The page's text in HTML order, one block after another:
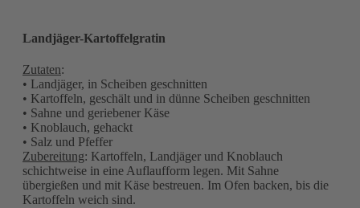
Landjäger-Kartoffelgratin
Zutaten:
• Landjäger, in Scheiben geschnitten
• Kartoffeln, geschält und in dünne Scheiben geschnitten
• Sahne und geriebener Käse
• Knoblauch, gehackt
• Salz und Pfeffer
Zubereitung: Kartoffeln, Landjäger und Knoblauch
schichtweise in eine Auflaufform legen. Mit Sahne
übergießen und mit Käse bestreuen. Im Ofen backen, bis die
Kartoffeln weich sind.